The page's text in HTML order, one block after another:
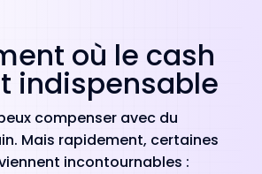
où le cash
indispensable
compenser avec du
Mais rapidement, certaines
incontournables :